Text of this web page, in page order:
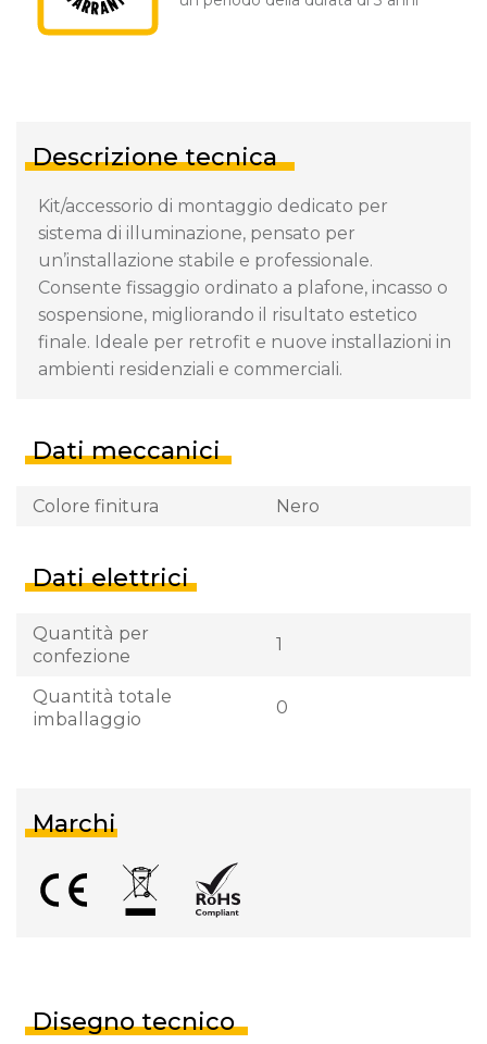
Descrizione tecnica
Kit/accessorio di montaggio dedicato per
sistema di illuminazione, pensato per
un’installazione stabile e professionale.
Consente fissaggio ordinato a plafone, incasso o
sospensione, migliorando il risultato estetico
finale. Ideale per retrofit e nuove installazioni in
ambienti residenziali e commerciali.
Dati meccanici
Colore finitura Nero
Dati elettrici
Quantità per
confezione
1
Quantità totale
imballaggio
0
Marchi
Disegno tecnico